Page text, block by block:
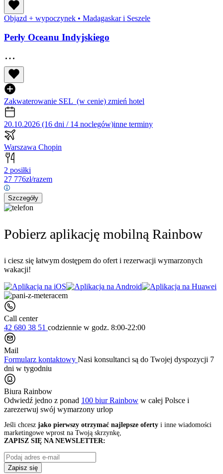
Objazd + wypoczynek • Madagaskar i Seszele
Perły Oceanu Indyjskiego
Zakwaterowanie SEL (w cenie) zmień hotel
20.10.2026 (16 dni / 14 noclegów)inne terminy
Warszawa Chopin
2 posiłki
27 776zł/razem
Szczegóły
Pobierz aplikację mobilną Rainbow
i ciesz się łatwym dostępem do ofert i rezerwacji wymarzonych
wakacji!
Call center
42 680 38 51 codziennie w godz. 8:00-22:00
Mail
Formularz kontaktowy Nasi konsultanci są do Twojej dyspozycji 7
dni w tygodniu
Biura Rainbow
Odwiedź jedno z ponad 100 biur Rainbow w całej Polsce i
zarezerwuj swój wymarzony urlop
Jeśli chcesz jako pierwszy otrzymać najlepsze oferty i inne wiadomości
marketingowe wprost na Twoją skrzynkę,
ZAPISZ SIĘ NA NEWSLETTER:
Zapisz się